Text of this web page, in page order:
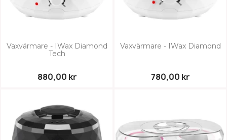
Vaxvärmare - IWax Diamond
Tech
880,00 kr
Vaxvärmare - IWax Diamond
780,00 kr